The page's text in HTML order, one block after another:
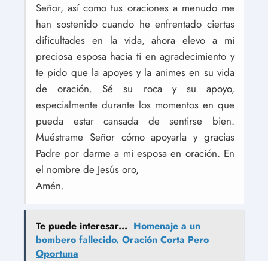
Señor, así como tus oraciones a menudo me
han sostenido cuando he enfrentado ciertas
dificultades en la vida, ahora elevo a mi
preciosa esposa hacia ti en agradecimiento y
te pido que la apoyes y la animes en su vida
de oración. Sé su roca y su apoyo,
especialmente durante los momentos en que
pueda estar cansada de sentirse bien.
Muéstrame Señor cómo apoyarla y gracias
Padre por darme a mi esposa en oración. En
el nombre de Jesús oro,
Amén.
Te puede interesar... Homenaje a un
bombero fallecido. Oración Corta Pero
Oportuna